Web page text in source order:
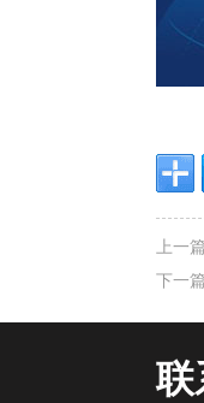
上一
下一篇
联